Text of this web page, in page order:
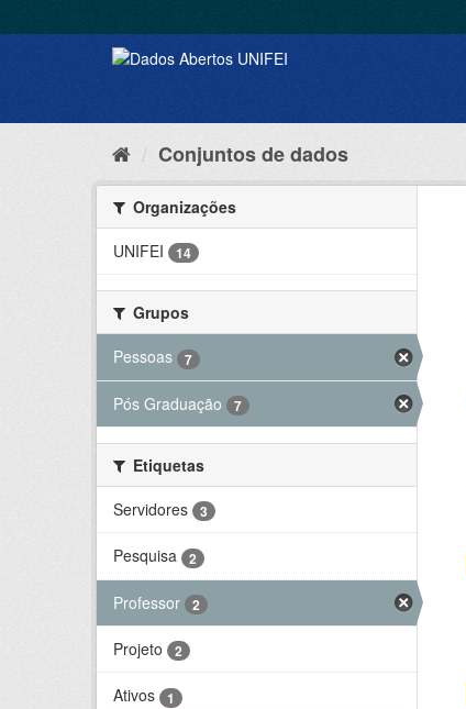
Conjuntos de dados
Organizações
UNIFEI
14
Grupos
Pessoas
7
Pós Graduação 7
Etiquetas
Servidores
3
Pesquisa 2
Professor 2
Projeto 2
Ativos 1